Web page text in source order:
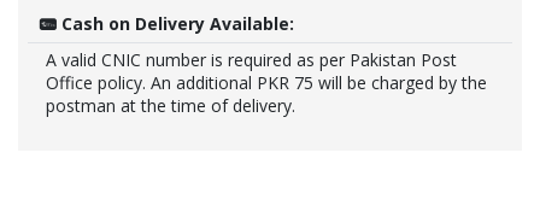
Cash on Delivery Available:
A valid CNIC number is required as per Pakistan Post
Office policy. An additional PKR 75 will be charged by the
postman at the time of delivery.